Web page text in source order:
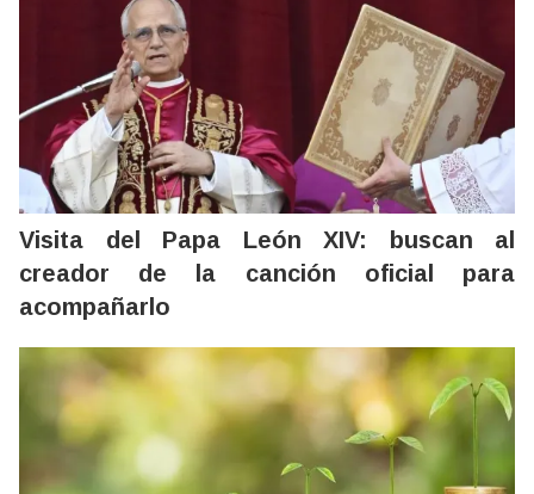
Visita del Papa León XIV: buscan al
creador de la canción oficial para
acompañarlo